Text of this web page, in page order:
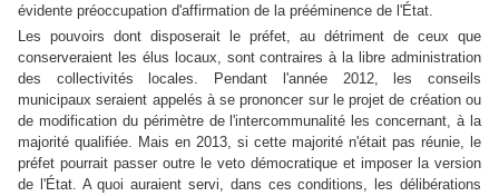
évidente préoccupation d'affirmation de la prééminence de l'État.
Les pouvoirs dont disposerait le préfet, au détriment de ceux que
conserveraient les élus locaux, sont contraires à la libre administration
des collectivités locales. Pendant l'année 2012, les conseils
municipaux seraient appelés à se prononcer sur le projet de création ou
de modification du périmètre de l'intercommunalité les concernant, à la
majorité qualifiée. Mais en 2013, si cette majorité n'était pas réunie, le
préfet pourrait passer outre le veto démocratique et imposer la version
de l'État. A quoi auraient servi, dans ces conditions, les délibérations